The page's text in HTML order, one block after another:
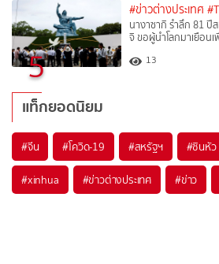
5
#ข่าวต่างประเทศ
นางาซากิ รำลึก 81 ปี
จิ ขอผู้นำโลกมาเยือน
13
แท็กยอดนิยม
#จีน #โควิด-19 #สหรัฐฯ #ซินหัว
#xinhua #ข่าวต่างประเทศ #ข่าว